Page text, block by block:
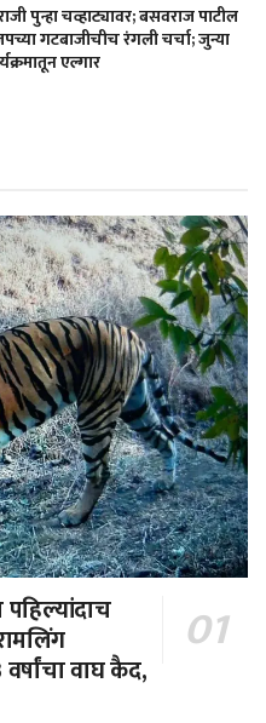
पुन्हा चव्हाट्यावर; बसवराज पाटील
गटबाजीचीच रंगली चर्चा; जुन्या
एल्गार
वाघ कैद,